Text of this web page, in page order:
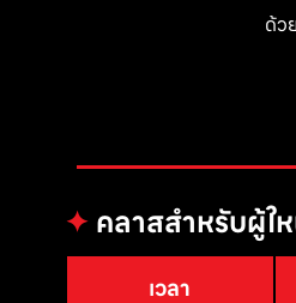
ด้ว
✦คลาสสำหรับผู้ใ
เวลา